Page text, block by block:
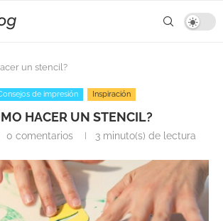
un stencil?
de impresión Inspiración
HACER UN STENCIL?
0 comentarios 3 minuto(s) de lectura